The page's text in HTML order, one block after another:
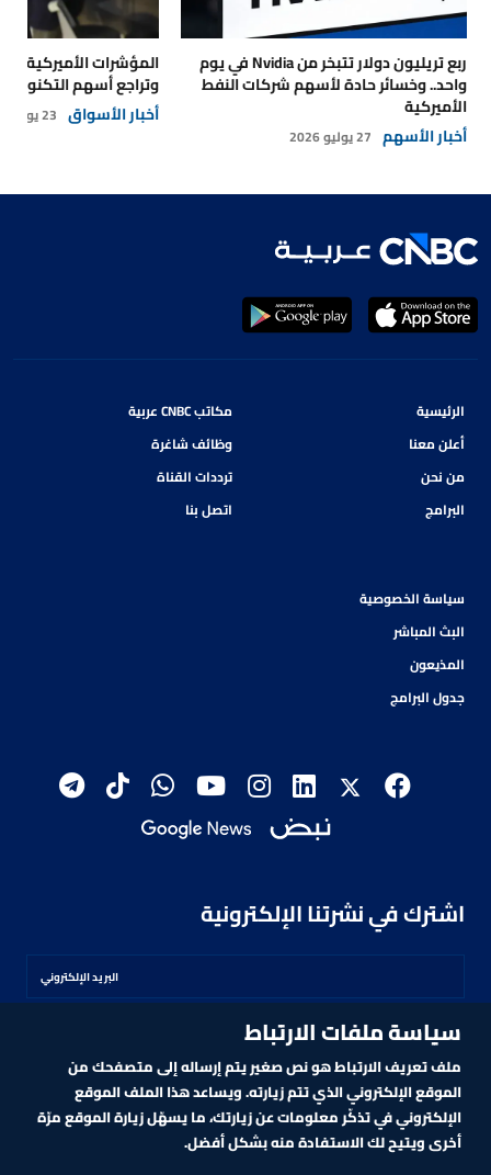
ربع تريليون دولار تتبخر من Nvidia في يوم
واحد.. وخسائر حادة لأسهم شركات النفط
الأميركية
أخبار الأسهم 27 يوليو 2026
المؤشرات الأميركية
وتراجع أسهم
أخبار الأسواق 23 يوليو 2026
الرئيسية
أعلن معنا
من نحن
البرامج
مكاتب CNBC عربية
وظائف شاغرة
ترددات القناة
اتصل بنا
سياسة الخصوصية
البث المباشر
المذيعون
جدول البرامج
اشترك في نشرتنا الإلكترونية
اشترك
سياسة ملفات الارتباط
ملف تعريف الارتباط هو نص صغير يتم إرساله إلى متصفحك من
الموقع الإلكتروني الذي تتم زيارته. ويساعد هذا الملف الموقع
الإلكتروني في تذكّر معلومات عن زيارتك، ما يسهّل زيارة الموقع مرّة
أخرى ويتيح لك الاستفادة منه بشكل أفضل.